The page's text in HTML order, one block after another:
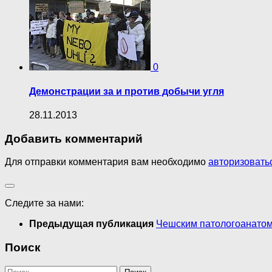
0
Демонстрации за и против добычи угля
28.11.2013
Добавить комментарий
Для отправки комментария вам необходимо
Следите за нами:
Предыдущая публикация Чешским
Поиск